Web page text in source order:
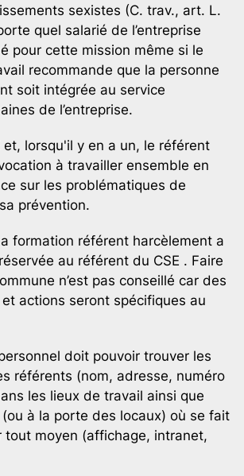
sexistes (C. trav., art. L.
quel salarié de l’entreprise
pour cette mission même si le
recommande que la personne
soit intégrée au service
de l’entreprise.
et, lorsqu'il y en a un, le référent
à travailler ensemble en
sur les problématiques de
prévention.
formation référent harcèlement a
au référent du CSE . Faire
n’est pas conseillé car des
actions seront spécifiques au
doit pouvoir trouver les
référents (nom, adresse, numéro
les lieux de travail ainsi que
à la porte des locaux) où se fait
tout moyen (affichage, intranet,